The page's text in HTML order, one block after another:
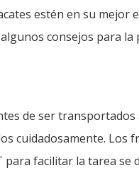
estén en su mejor
consejos para la
de ser
cuidadosamente.
para facilitar la tarea se